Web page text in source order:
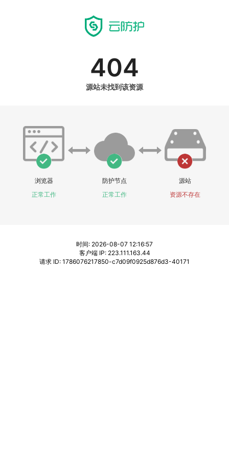
404
源站未找到该资源
浏览器
正常工作
防护节点
正常工作
源站
资源不存在
时间: 2026-08-07 12:16:57
客户端 IP: 223.111.163.44
请求 ID: 1786076217850-c7d09f0925d876d3-40171